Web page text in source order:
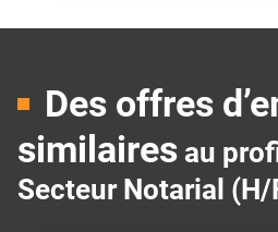
Des offres
similaires au
Secteur Notarial (H/